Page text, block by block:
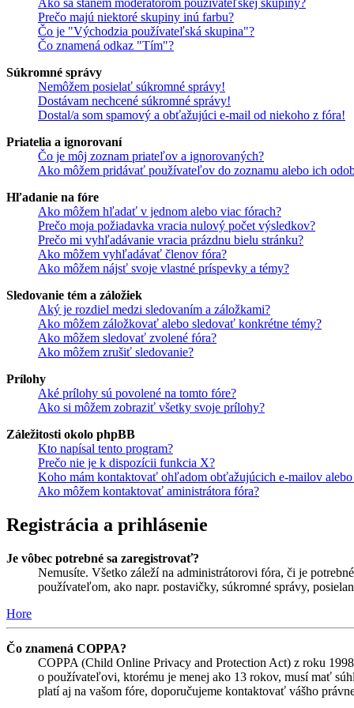
Prečo majú niektoré skupiny inú farbu?
Čo je "Východzia používateľská skupina"?
Čo znamená odkaz "Tím"?
Súkromné správy
Nemôžem posielať súkromné správy!
Dostávam nechcené súkromné správy!
Dostal/a som spamový a obťažujúci e-mail od niekoho z fóra!
Priatelia a ignorovaní
Čo je môj zoznam priateľov a ignorovaných?
Ako môžem pridávať používateľov do zoznamu alebo ich
Hľadanie na fóre
Ako môžem hľadať v jednom alebo viac fórach?
Prečo moja požiadavka vracia nulový počet výsledkov?
Prečo mi vyhľadávanie vracia prázdnu bielu stránku?
Ako môžem vyhľadávať členov fóra?
Ako môžem nájsť svoje vlastné príspevky a témy?
Sledovanie tém a záložiek
Aký je rozdiel medzi sledovaním a záložkami?
Ako môžem záložkovať alebo sledovať konkrétne témy?
Ako môžem sledovať zvolené fóra?
Ako môžem zrušiť sledovanie?
Prílohy
Aké prílohy sú povolené na tomto fóre?
Ako si môžem zobraziť všetky svoje prílohy?
Záležitosti okolo phpBB
Kto napísal tento program?
Prečo nie je k dispozícii funkcia X?
Koho mám kontaktovať ohľadom obťažujúcich e-mailov
Ako môžem kontaktovať aministrátora fóra?
Registrácia a prihlásenie
Je vôbec potrebné sa zaregistrovať?
Nemusíte. Všetko záleží na administrátorovi fóra, či je
používateľom, ako napr. postavičky, súkromné správy,
Hore
Čo znamená COPPA?
COPPA (Child Online Privacy and Protection Act) z roku
o používateľovi, ktorému je menej ako 13 rokov, musí mať
platí aj na vašom fóre, doporučujeme kontaktovať vášho